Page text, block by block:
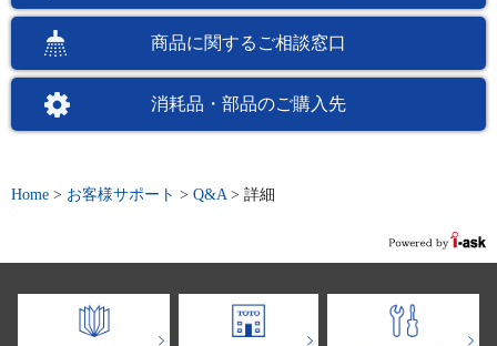
商品に関するご相談窓口
消耗品・部品のご購入先
Home > お客様サポート > Q&A > 詳細